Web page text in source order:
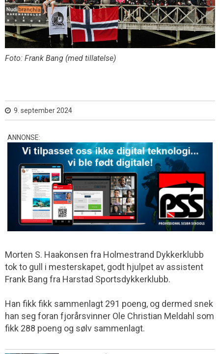
Foto: Frank Bang (med tillatelse)
9. september 2024
ANNONSE:
Morten S. Haakonsen fra Holmestrand Dykkerklubb
tok to gull i mesterskapet, godt hjulpet av assistent
Frank Bang fra Harstad Sportsdykkerklubb.
Han fikk fikk sammenlagt 291 poeng, og dermed snek
han seg foran fjorårsvinner Ole Christian Meldahl som
fikk 288 poeng og sølv sammenlagt.